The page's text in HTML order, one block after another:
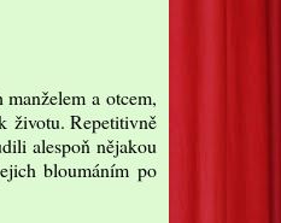
a otcem,
životu. Repetitivně
alespoň nějakou
bloumáním po